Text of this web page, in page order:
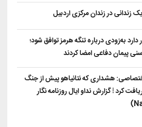
زندانی در زندان مرکزی اردبیل
دارد به‌زودی درباره تنگه هرمز توافق شود؛
پیمان دفاعی امضا کردند
هشداری که نتانیاهو پیش از جنگ
کرد ! گزارش نداو ایال روزنامه نگار